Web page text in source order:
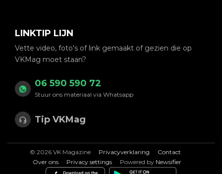
LINKTIP LIJN
Vette video, foto's of link gemaakt of gezien die op
VKMag moet staan?
06 590 590 72
Stuur ons materiaal via Whatsapp
Tip VKMag
© 2026 VK Magazine Privacyverklaring
Contact
Over ons
Privacy settings Powered by Newsifier